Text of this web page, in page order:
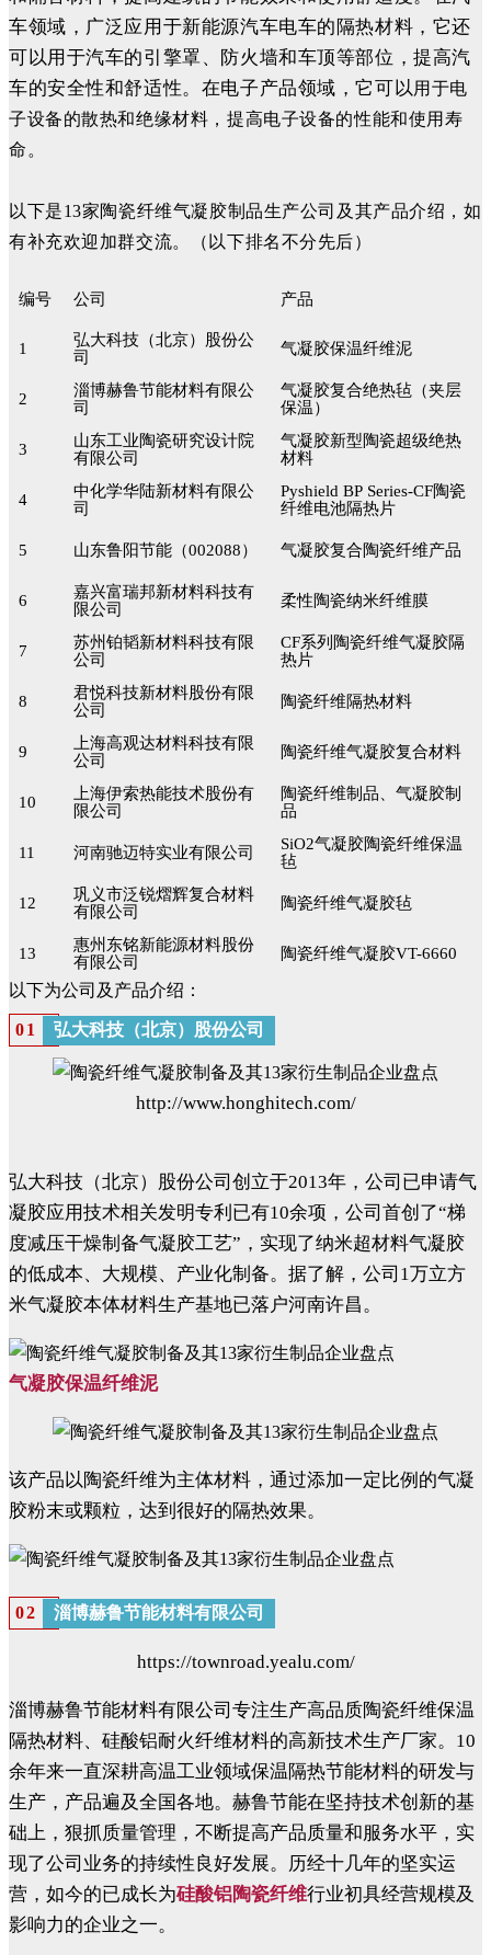
车领域，广泛应用于新能源汽车电车的隔热材料，它还
可以用于汽车的引擎罩、防火墙和车顶等部位，提高汽
车的安全性和舒适性。在电子产品领域，它可以用于电
子设备的散热和绝缘材料，提高电子设备的性能和使用寿
命。
以下是13家陶瓷纤维气凝胶制品生产公司及其产品介绍，如
有补充欢迎加群交流。（以下排名不分先后）
编号 公司 产品
1
弘大科技（北京）股份公
司
气凝胶保温纤维泥
2
淄博赫鲁节能材料有限公
司
气凝胶复合绝热毡（夹层
保温）
3
山东工业陶瓷研究设计院
有限公司
气凝胶新型陶瓷超级绝热
材料
4
中化学华陆新材料有限公
司
Pyshield BP Series-CF陶瓷
纤维电池隔热片
5 山东鲁阳节能（002088） 气凝胶复合陶瓷纤维产品
6
嘉兴富瑞邦新材料科技有
限公司
柔性陶瓷纳米纤维膜
7
苏州铂韬新材料科技有限
公司
CF系列陶瓷纤维气凝胶隔
热片
8
君悦科技新材料股份有限
公司
陶瓷纤维隔热材料
9
上海高观达材料科技有限
公司
陶瓷纤维气凝胶复合材料
10
上海伊索热能技术股份有
限公司
陶瓷纤维制品、气凝胶制
品
11 河南驰迈特实业有限公司
SiO2气凝胶陶瓷纤维保温
毡
12
巩义市泛锐熠辉复合材料
有限公司
陶瓷纤维气凝胶毡
13
惠州东铭新能源材料股份
有限公司
陶瓷纤维气凝胶VT-6660
以下为公司及产品介绍：
01 弘大科技（北京）股份公司
http://www.honghitech.com/
弘大科技（北京）股份公司创立于2013年，公司已申请气
凝胶应用技术相关发明专利已有10余项，公司首创了“梯
度减压干燥制备气凝胶工艺”，实现了纳米超材料气凝胶
的低成本、大规模、产业化制备。据了解，公司1万立方
米气凝胶本体材料生产基地已落户河南许昌。
气凝胶保温纤维泥
该产品以陶瓷纤维为主体材料，通过添加一定比例的气凝
胶粉末或颗粒，达到很好的隔热效果。
02 淄博赫鲁节能材料有限公司
https://townroad.yealu.com/
淄博赫鲁节能材料有限公司专注生产高品质陶瓷纤维保温
隔热材料、硅酸铝耐火纤维材料的高新技术生产厂家。10
余年来一直深耕高温工业领域保温隔热节能材料的研发与
生产，产品遍及全国各地。赫鲁节能在坚持技术创新的基
础上，狠抓质量管理，不断提高产品质量和服务水平，实
现了公司业务的持续性良好发展。历经十几年的坚实运
营，如今的已成长为硅酸铝陶瓷纤维行业初具经营规模及
影响力的企业之一。